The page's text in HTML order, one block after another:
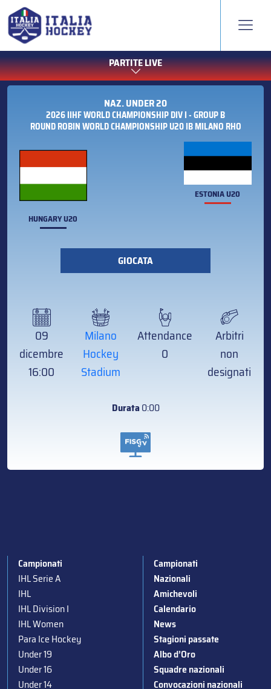
PARTITE LIVE
NAZ. UNDER 20
2026 IIHF WORLD CHAMPIONSHIP DIV I - GROUP B
ROUND ROBIN WORLD CHAMPIONSHIP U20 IB MILANO RHO
HUNGARY U20
ESTONIA U20
GIOCATA
09
dicembre
16:00
Milano
Hockey
Stadium
Attendance
0
Arbitri
non
designati
Durata0:00
Campionati
IHL Serie A
IHL
IHL Division I
IHL Women
Para Ice Hockey
Under 19
Under 16
Under 14
Campionati
Nazionali
Amichevoli
Calendario
News
Stagioni passate
Albo d’Oro
Squadre nazionali
Convocazioni nazionali